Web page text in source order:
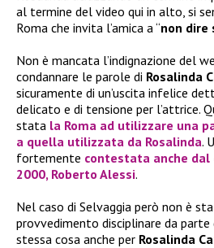
al termine del video qui in alto, si
Roma che invita l’amica a “non dire
Non è mancata l’indignazione del
condannare le parole di Rosalinda
sicuramente di un’uscita infelice
delicato e di tensione per l’attrice.
stata la Roma ad utilizzare una
a quella utilizzata da Rosalinda.
fortemente contestata anche
2000, Roberto Alessi.
Nel caso di Selvaggia però non è
provvedimento disciplinare da parte
stessa cosa anche per Rosalinda